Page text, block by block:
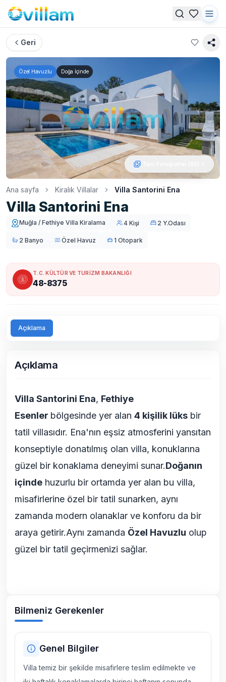
Geri
Özel Havuzlu Doğa İçinde
Ana sayfa Kiralık Villalar Villa Santorini Ena
Villa Santorini Ena
Muğla / Fethiye Villa Kiralama 4 Kişi 2 Y.Odası
2 Banyo Özel Havuz 1 Otopark
T.C. KÜLTÜR VE TURİZM BAKANLIĞI
48-8375
Açıklama
Açıklama
Villa Santorini Ena, Fethiye
Esenler bölgesinde yer alan 4 kişilik lüks bir
tatil villasıdır. Ena'nın eşsiz atmosferini yansıtan
konseptiyle donatılmış olan villa, konuklarına
güzel bir konaklama deneyimi sunar.Doğanın
içinde huzurlu bir ortamda yer alan bu villa,
misafirlerine özel bir tatil sunarken, aynı
zamanda modern olanaklar ve konforu da bir
araya getirir.Aynı zamanda Özel Havuzlu olup
güzel bir tatil geçirmenizi sağlar.
Bilmeniz Gerekenler
Genel Bilgiler
Villa temiz bir şekilde misafirlere teslim edilmekte ve